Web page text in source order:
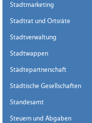
Stadtmarketing
Stadtrat und Ortsräte
Stadtverwaltung
Stadtwappen
Städtepartnerschaft
Städtische Gesellschaften
Standesamt
Steuern und Abgaben